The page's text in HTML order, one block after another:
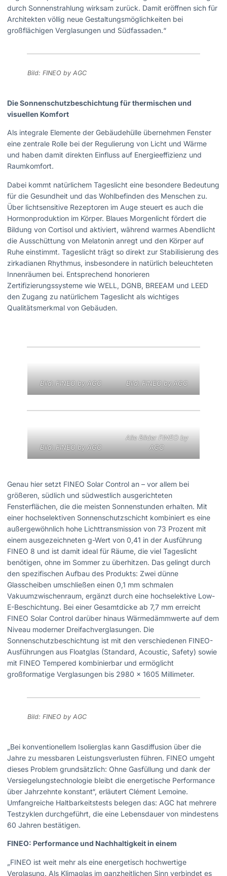
durch Sonnenstrahlung wirksam zurück. Damit eröffnen sich für
Architekten völlig neue Gestaltungsmöglichkeiten bei
großflächigen Verglasungen und Südfassaden.“
Bild: FINEO by AGC
Die Sonnenschutzbeschichtung für thermischen und
visuellen Komfort
Als integrale Elemente der Gebäudehülle übernehmen Fenster
eine zentrale Rolle bei der Regulierung von Licht und Wärme
und haben damit direkten Einfluss auf Energieeffizienz und
Raumkomfort.
Dabei kommt natürlichem Tageslicht eine besondere Bedeutung
für die Gesundheit und das Wohlbefinden des Menschen zu.
Über lichtsensitive Rezeptoren im Auge steuert es auch die
Hormonproduktion im Körper. Blaues Morgenlicht fördert die
Bildung von Cortisol und aktiviert, während warmes Abendlicht
die Ausschüttung von Melatonin anregt und den Körper auf
Ruhe einstimmt. Tageslicht trägt so direkt zur Stabilisierung des
zirkadianen Rhythmus, insbesondere in natürlich beleuchteten
Innenräumen bei. Entsprechend honorieren
Zertifizierungssysteme wie WELL, DGNB, BREEAM und LEED
den Zugang zu natürlichem Tageslicht als wichtiges
Qualitätsmerkmal von Gebäuden.
Bild: FINEO by AGC Bild: FINEO by AGC
Bild: FINEO by AGC
Alle Bilder FINEO by
AGC
Genau hier setzt FINEO Solar Control an – vor allem bei
größeren, südlich und südwestlich ausgerichteten
Fensterflächen, die die meisten Sonnenstunden erhalten. Mit
einer hochselektiven Sonnenschutzschicht kombiniert es eine
außergewöhnlich hohe Lichttransmission von 73 Prozent mit
einem ausgezeichneten g-Wert von 0,41 in der Ausführung
FINEO 8 und ist damit ideal für Räume, die viel Tageslicht
benötigen, ohne im Sommer zu überhitzen. Das gelingt durch
den spezifischen Aufbau des Produkts: Zwei dünne
Glasscheiben umschließen einen 0,1 mm schmalen
Vakuumzwischenraum, ergänzt durch eine hochselektive Low-
E-Beschichtung. Bei einer Gesamtdicke ab 7,7 mm erreicht
FINEO Solar Control darüber hinaus Wärmedämmwerte auf dem
Niveau moderner Dreifachverglasungen. Die
Sonnenschutzbeschichtung ist mit den verschiedenen FINEO-
Ausführungen aus Floatglas (Standard, Acoustic, Safety) sowie
mit FINEO Tempered kombinierbar und ermöglicht
großformatige Verglasungen bis 2980 x 1605 Millimeter.
Bild: FINEO by AGC
„Bei konventionellem Isolierglas kann Gasdiffusion über die
Jahre zu messbaren Leistungsverlusten führen. FINEO umgeht
dieses Problem grundsätzlich: Ohne Gasfüllung und dank der
Versiegelungstechnologie bleibt die energetische Performance
über Jahrzehnte konstant“, erläutert Clément Lemoine.
Umfangreiche Haltbarkeitstests belegen das: AGC hat mehrere
Testzyklen durchgeführt, die eine Lebensdauer von mindestens
60 Jahren bestätigen.
FINEO: Performance und Nachhaltigkeit in einem
„FINEO ist weit mehr als eine energetisch hochwertige
Verglasung. Als Klimaglas im ganzheitlichen Sinn verbindet es